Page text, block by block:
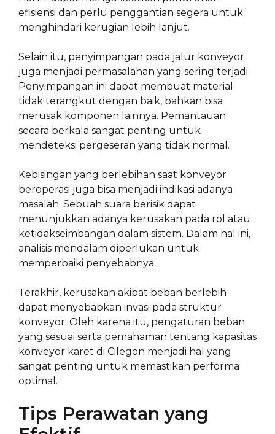
efisiensi dan perlu penggantian segera untuk
menghindari kerugian lebih lanjut.
Selain itu, penyimpangan pada jalur konveyor
juga menjadi permasalahan yang sering terjadi.
Penyimpangan ini dapat membuat material
tidak terangkut dengan baik, bahkan bisa
merusak komponen lainnya. Pemantauan
secara berkala sangat penting untuk
mendeteksi pergeseran yang tidak normal.
Kebisingan yang berlebihan saat konveyor
beroperasi juga bisa menjadi indikasi adanya
masalah. Sebuah suara berisik dapat
menunjukkan adanya kerusakan pada rol atau
ketidakseimbangan dalam sistem. Dalam hal ini,
analisis mendalam diperlukan untuk
memperbaiki penyebabnya.
Terakhir, kerusakan akibat beban berlebih
dapat menyebabkan invasi pada struktur
konveyor. Oleh karena itu, pengaturan beban
yang sesuai serta pemahaman tentang kapasitas
konveyor karet di Cilegon menjadi hal yang
sangat penting untuk memastikan performa
optimal.
Tips Perawatan yang